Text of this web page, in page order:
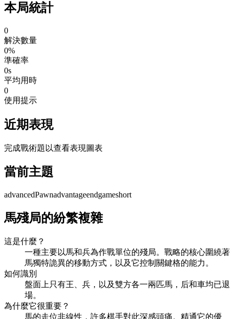
本局統計
0
解決數量
0%
準確率
0s
平均用時
0
使用提示
近期表現
完成戰術題以查看表現圖表
當前主題
advancedPawnadvantageendgameshort
馬殘局的紛繁複雜
這是什麼？
一種主要以馬和兵為作戰單位的殘局。戰略的核心圍繞著
馬獨特詭異的移動方式，以及它控制關鍵格的能力。
如何識別
盤面上只有王、兵，以及雙方各一兩匹馬，后和車均已退
場。
為什麼它很重要？
馬的走位非線性，許多棋手對此深感頭痛。精通它的優